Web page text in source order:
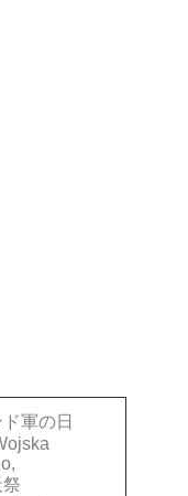
ド軍の日
祭